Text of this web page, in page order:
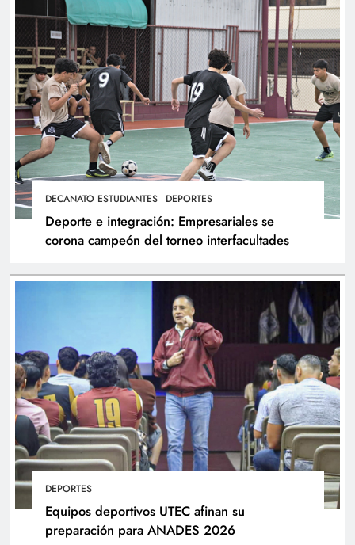
DECANATO ESTUDIANTES DEPORTES
Deporte e integración: Empresariales se
corona campeón del torneo interfacultades
DEPORTES
Equipos deportivos UTEC afinan su
preparación para ANADES 2026